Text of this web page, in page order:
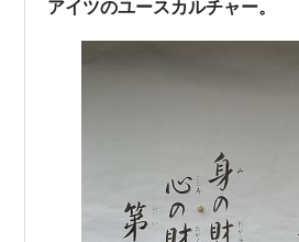
アイツのユースカルチャー。